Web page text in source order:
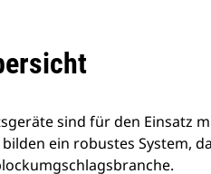
sind für den Einsatz
ein robustes System,